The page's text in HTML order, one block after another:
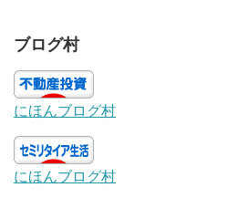
ブログ村
にほんブログ村
にほんブログ村